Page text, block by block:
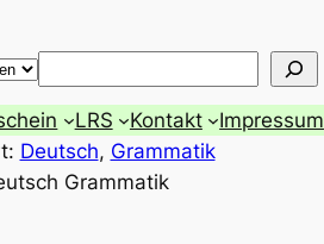
Suchen
LRS Kontakt
Impressum
Deutsch, Grammatik
Grammatik